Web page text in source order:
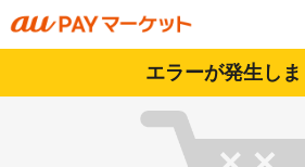
エラーが発生し